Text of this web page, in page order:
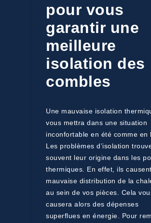
pour vous
garantir une
meilleure
isolation des
combles
Une mauvaise isolation
vous mettra dans une situation
inconfortable en été comme en
Les problèmes d’isolation
souvent leur origine dans les
thermiques. En effet, ils
mauvaise distribution de la
au sein de vos pièces. Cela
causera alors des dépenses
superflues en énergie. Pour